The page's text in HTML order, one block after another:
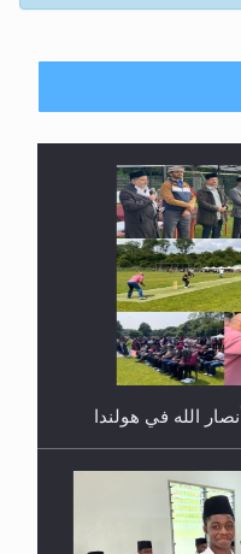
الله في هولندا
طلاب من مدرسة الحفظ